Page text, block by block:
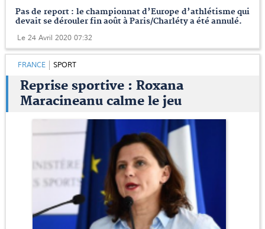
Pas de report : le championnat d’Europe d’athlétisme qui
devait se dérouler fin août à Paris/Charléty a été annulé.
Le 24 Avril 2020 07:32
FRANCE SPORT
Reprise sportive : Roxana
Maracineanu calme le jeu